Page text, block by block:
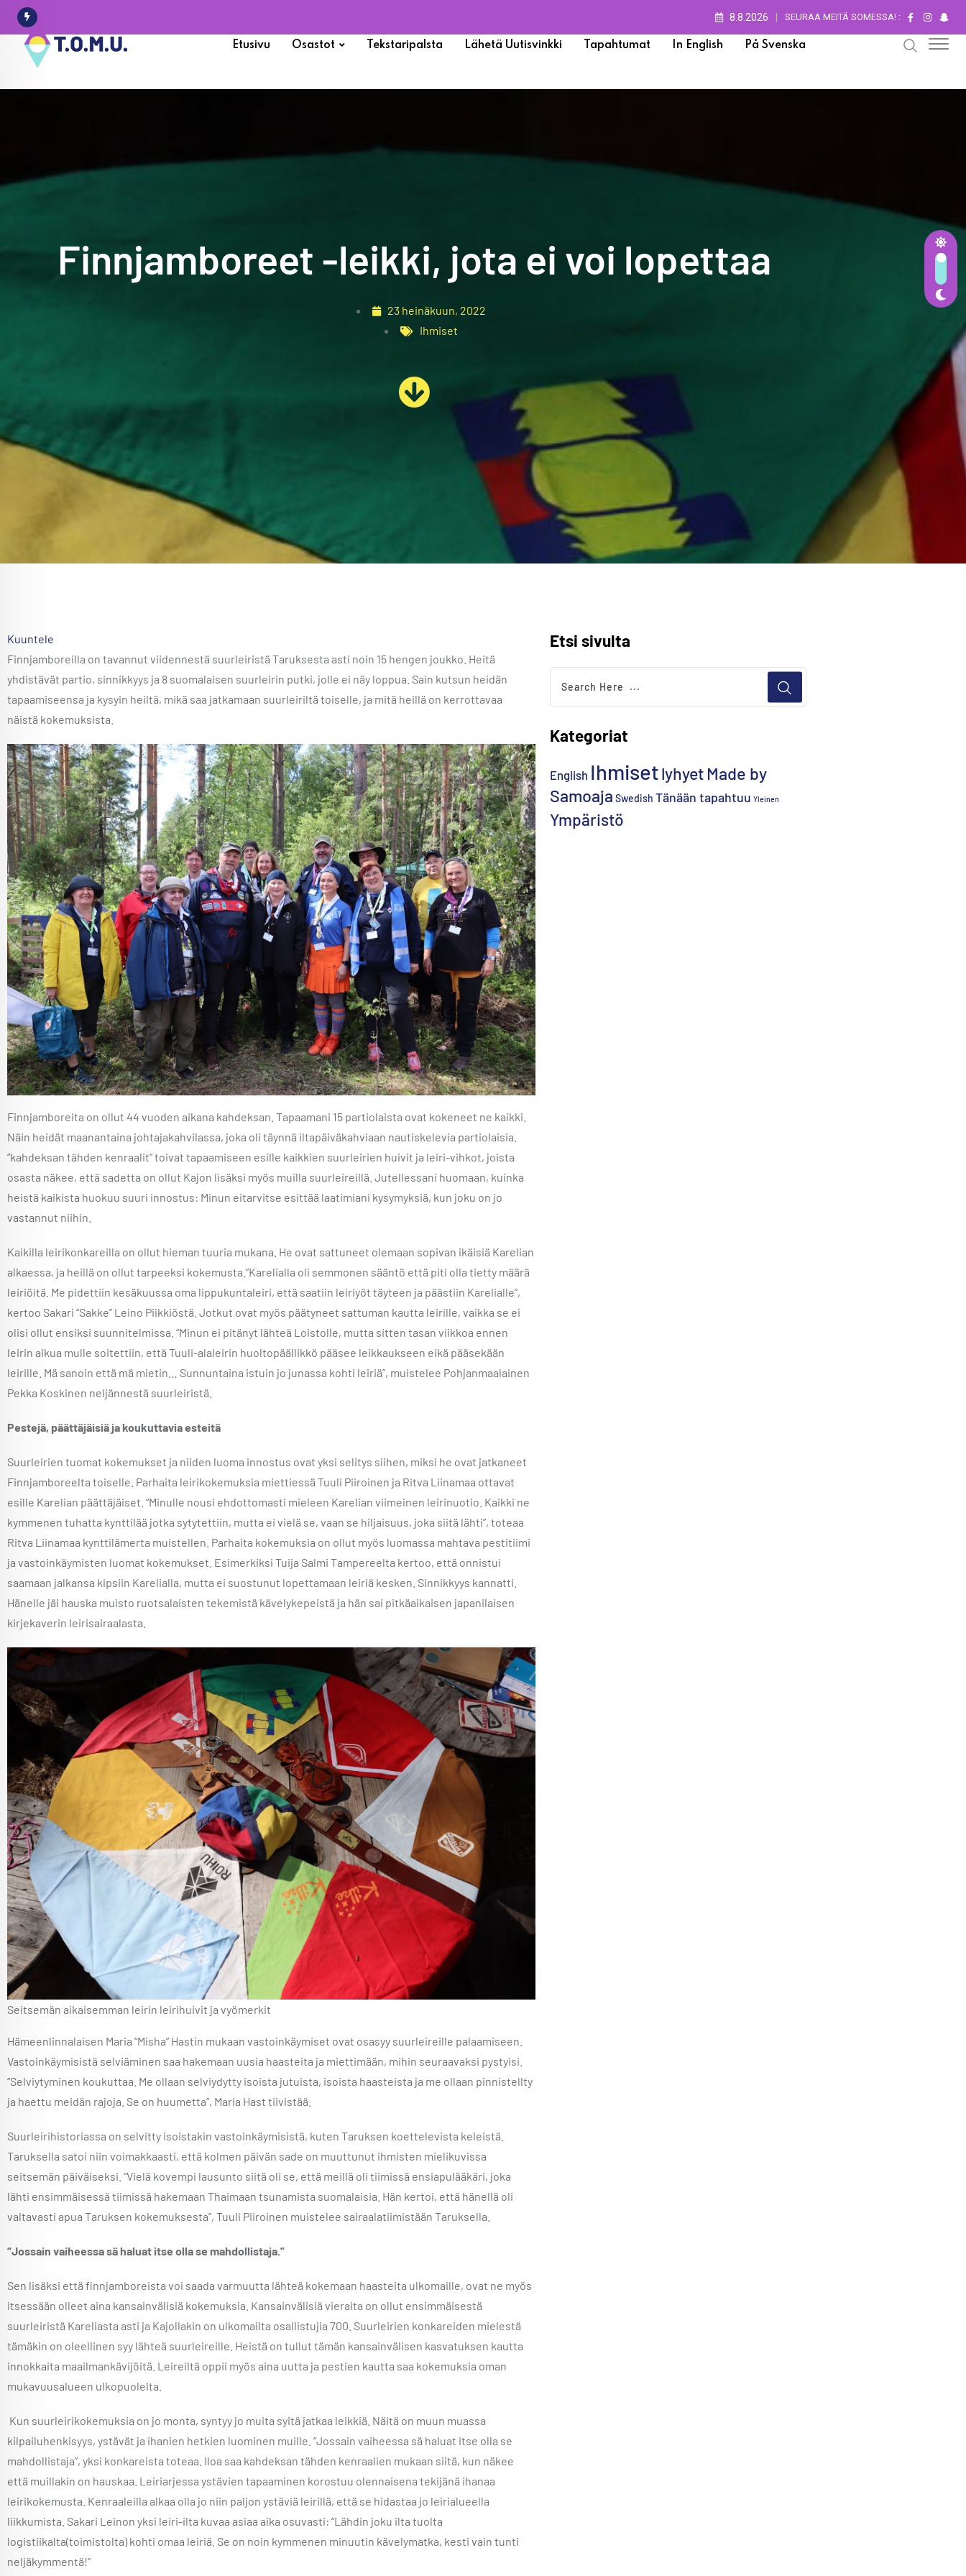
8.8.2026 SEURAA MEITÄ SOMESSA! :
Etusivu Osastot Tekstaripalsta Lähetä Uutisvinkki Tapahtumat In English På Svenska
Finnjamboreet -leikki, jota ei voi lopettaa
23 heinäkuun, 2022
Ihmiset
Kuuntele
Finnjamboreilla on tavannut viidennestä suurleiristä Taruksesta asti noin 15 hengen joukko. Heitä
yhdistävät partio, sinnikkyys ja 8 suomalaisen suurleirin putki, jolle ei näy loppua. Sain kutsun heidän
tapaamiseensa ja kysyin heiltä, mikä saa jatkamaan suurleiriltä toiselle, ja mitä heillä on kerrottavaa
näistä kokemuksista.
Finnjamboreita on ollut 44 vuoden aikana kahdeksan. Tapaamani 15 partiolaista ovat kokeneet ne kaikki.
Näin heidät maanantaina johtajakahvilassa, joka oli täynnä iltapäiväkahviaan nautiskelevia partiolaisia.
“kahdeksan tähden kenraalit” toivat tapaamiseen esille kaikkien suurleirien huivit ja leiri-vihkot, joista
osasta näkee, että sadetta on ollut Kajon lisäksi myös muilla suurleireillä. Jutellessani huomaan, kuinka
heistä kaikista huokuu suuri innostus: Minun eitarvitse esittää laatimiani kysymyksiä, kun joku on jo
vastannut niihin.
Kaikilla leirikonkareilla on ollut hieman tuuria mukana. He ovat sattuneet olemaan sopivan ikäisiä Karelian
alkaessa, ja heillä on ollut tarpeeksi kokemusta.”Karelialla oli semmonen sääntö että piti olla tietty määrä
leiriöitä. Me pidettiin kesäkuussa oma lippukuntaleiri, että saatiin leiriyöt täyteen ja päästiin Karelialle”,
kertoo Sakari “Sakke” Leino Piikkiöstä. Jotkut ovat myös päätyneet sattuman kautta leirille, vaikka se ei
olisi ollut ensiksi suunnitelmissa. “Minun ei pitänyt lähteä Loistolle, mutta sitten tasan viikkoa ennen
leirin alkua mulle soitettiin, että Tuuli-alaleirin huoltopäällikkö pääsee leikkaukseen eikä pääsekään
leirille. Mä sanoin että mä mietin… Sunnuntaina istuin jo junassa kohti leiriä”, muistelee Pohjanmaalainen
Pekka Koskinen neljännestä suurleiristä.
Pestejä, päättäjäisiä ja koukuttavia esteitä
Suurleirien tuomat kokemukset ja niiden luoma innostus ovat yksi selitys siihen, miksi he ovat jatkaneet
Finnjamboreelta toiselle. Parhaita leirikokemuksia miettiessä Tuuli Piiroinen ja Ritva Liinamaa ottavat
esille Karelian päättäjäiset. “Minulle nousi ehdottomasti mieleen Karelian viimeinen leirinuotio. Kaikki ne
kymmenen tuhatta kynttilää jotka sytytettiin, mutta ei vielä se, vaan se hiljaisuus, joka siitä lähti”, toteaa
Ritva Liinamaa kynttilämerta muistellen. Parhaita kokemuksia on ollut myös luomassa mahtava pestitiimi
ja vastoinkäymisten luomat kokemukset. Esimerkiksi Tuija Salmi Tampereelta kertoo, että onnistui
saamaan jalkansa kipsiin Karelialla, mutta ei suostunut lopettamaan leiriä kesken. Sinnikkyys kannatti.
Hänelle jäi hauska muisto ruotsalaisten tekemistä kävelykepeistä ja hän sai pitkäaikaisen japanilaisen
kirjekaverin leirisairaalasta.
Seitsemän aikaisemman leirin leirihuivit ja vyömerkit
Hämeenlinnalaisen Maria “Misha” Hastin mukaan vastoinkäymiset ovat osasyy suurleireille palaamiseen.
Vastoinkäymisistä selviäminen saa hakemaan uusia haasteita ja miettimään, mihin seuraavaksi pystyisi.
“Selviytyminen koukuttaa. Me ollaan selviydytty isoista jutuista, isoista haasteista ja me ollaan pinnistellty
ja haettu meidän rajoja. Se on huumetta”, Maria Hast tiivistää.
Suurleirihistoriassa on selvitty isoistakin vastoinkäymisistä, kuten Taruksen koettelevista keleistä.
Taruksella satoi niin voimakkaasti, että kolmen päivän sade on muuttunut ihmisten mielikuvissa
seitsemän päiväiseksi. “Vielä kovempi lausunto siitä oli se, että meillä oli tiimissä ensiapulääkäri, joka
lähti ensimmäisessä tiimissä hakemaan Thaimaan tsunamista suomalaisia. Hän kertoi, että hänellä oli
valtavasti apua Taruksen kokemuksesta”, Tuuli Piiroinen muistelee sairaalatiimistään Taruksella.
“Jossain vaiheessa sä haluat itse olla se mahdollistaja.”
Sen lisäksi että finnjamboreista voi saada varmuutta lähteä kokemaan haasteita ulkomaille, ovat ne myös
itsessään olleet aina kansainvälisiä kokemuksia. Kansainvälisiä vieraita on ollut ensimmäisestä
suurleiristä Kareliasta asti ja Kajollakin on ulkomailta osallistujia 700. Suurleirien konkareiden mielestä
tämäkin on oleellinen syy lähteä suurleireille. Heistä on tullut tämän kansainvälisen kasvatuksen kautta
innokkaita maailmankävijöitä. Leireiltä oppii myös aina uutta ja pestien kautta saa kokemuksia oman
mukavuusalueen ulkopuolelta.
Kun suurleirikokemuksia on jo monta, syntyy jo muita syitä jatkaa leikkiä. Näitä on muun muassa
kilpailuhenkisyys, ystävät ja ihanien hetkien luominen muille. “Jossain vaiheessa sä haluat itse olla se
mahdollistaja”, yksi konkareista toteaa. Iloa saa kahdeksan tähden kenraalien mukaan siitä, kun näkee
että muillakin on hauskaa. Leiriarjessa ystävien tapaaminen korostuu olennaisena tekijänä ihanaa
leirikokemusta. Kenraaleilla alkaa olla jo niin paljon ystäviä leirillä, että se hidastaa jo leirialueella
liikkumista. Sakari Leinon yksi leiri-ilta kuvaa asiaa aika osuvasti: “Lähdin joku ilta tuolta
logistiikalta(toimistolta) kohti omaa leiriä. Se on noin kymmenen minuutin kävelymatka, kesti vain tunti
neljäkymmentä!”
Etsi sivulta
Kategoriat
English Ihmisetlyhyet Made by
Samoaja Swedish Tänään tapahtuu Yleinen
Ympäristö